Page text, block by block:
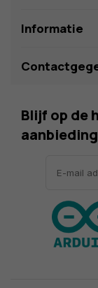
Informatie
Blijf op de